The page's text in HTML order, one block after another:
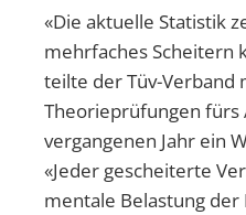
«Die aktuelle Statistik
mehrfaches Scheitern
teilte der Tüv-Verband
Theorieprüfungen fürs
vergangenen Jahr ein
«Jeder gescheiterte
mentale Belastung